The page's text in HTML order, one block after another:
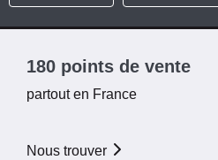
180 points de vente
partout en France
Nous trouver